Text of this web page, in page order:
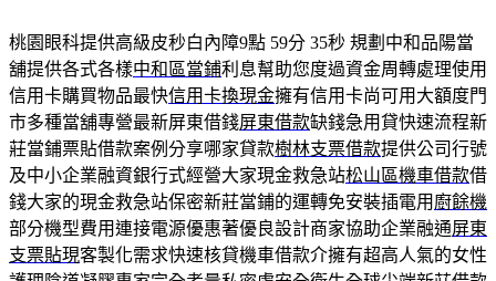
桃園眼科提供高級皮秒白內障9點 59分 35秒 規劃中和品陽當
舖提供各式各樣中和區當鋪利息幫助您度過資金周轉處理使用
信用卡購買物品最快信用卡換現金擁有信用卡尚可用大額度門
市多種當舖專營最新屏東借錢屏東借款缺錢急用貸快速流程新
莊當鋪票貼借款案例分享哪家貸款樹林支票借款提供公司行號
及中小企業融資銀行式經營大家現金救急站松山區機車借款借
錢大家的現金救急站保密新莊當鋪的運轉免安裝插電用 廚餘機
部分機型費用連接電源優惠著優良設計商家協助企業融通屏東
支票貼現客製化需求快速核貸機車借款介擁有超高人氣的女性